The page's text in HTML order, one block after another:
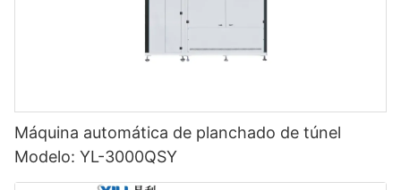
Máquina automática de planchado de túnel
Modelo: YL-3000QSY